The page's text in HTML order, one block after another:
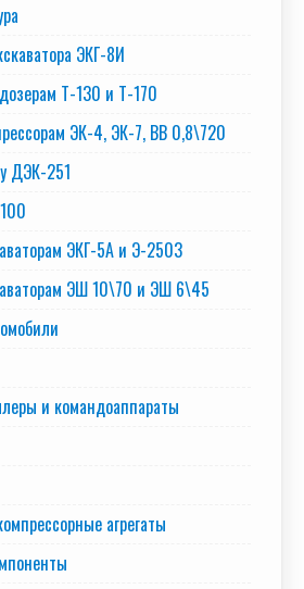
ЭКГ-8И
Т-130 и Т-170
ЭК-4, ЭК-7, ВВ 0,8\720
ДЭК-251
ЭКГ-5А и Э-2503
ЭШ 10\70 и ЭШ 6\45
и командоаппараты
агрегаты